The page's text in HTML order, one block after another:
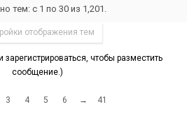
тем: с 1 по 30 из 1,201.
отображения тем
чтобы разместить
сообщение.)
3 4 5 6 → 41